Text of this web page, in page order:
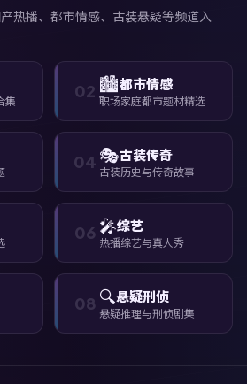
热播、都市情感、古装悬疑等频道入
集 02 🏙️都市情感
职场家庭都市题材精选
04 🎭古装传奇
古装历史与传奇故事
06 🎤综艺
热播综艺与真人秀
08 🔍悬疑刑侦
悬疑推理与刑侦剧集